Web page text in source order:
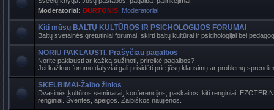
Moderatoriai: BURTONIS Moderatoriai
Kiti mūsų BALTŲ KULTŪROS IR PSICHOLOGIJOS FORUMAI
Baltų svetainės gretutiniai forumai, skirti baltų kultūrai ir psichologijai bei
NORIU PAKLAUSTI. Prašyčiau pagalbos
Norite paklausti ar kažką sužinoti, prireikė pagalbos?
Jei kažkuo forumo dalyviai gali prisidėti prie jūsų klausimų ar problemų
SKELBIMAI-Žaibo žinios
Dvasinės kultūros seminarai, konferencijos, paskaitos, kiti renginiai.
renginiai. Šventės, apeigos. Žaibiškos naujienos.